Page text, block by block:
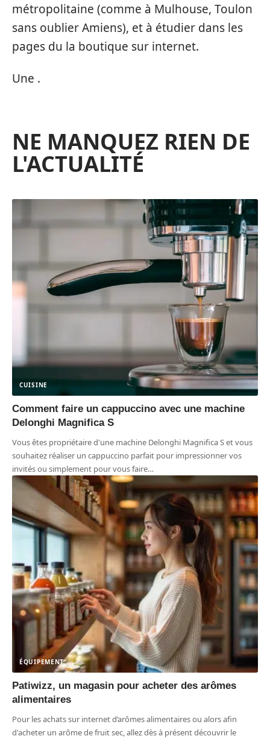
métropolitaine (comme à Mulhouse, Toulon
sans oublier Amiens), et à étudier dans les
pages du la boutique sur internet.
Une .
NE MANQUEZ RIEN DE
L'ACTUALITÉ
CUISINE
Comment faire un cappuccino avec une machine
Delonghi Magnifica S
Vous êtes propriétaire d'une machine Delonghi Magnifica S et vous
souhaitez réaliser un cappuccino parfait pour impressionner vos
invités ou simplement pour vous faire…
ÉQUIPEMENT
Patiwizz, un magasin pour acheter des arômes
alimentaires
Pour les achats sur internet d’arômes alimentaires ou alors afin
d'acheter un arôme de fruit sec, allez dès à présent découvrir le